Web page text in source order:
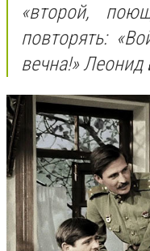
«второй,
повторять:
вечна!»